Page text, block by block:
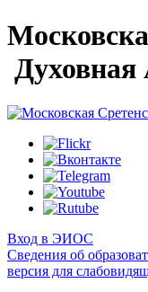
Вход в ЭИОС
Сведения об
версия для